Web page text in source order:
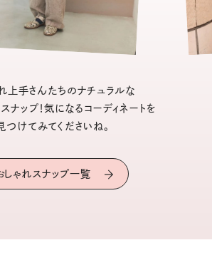
上手さんたちのナチュラルな
ナップ！気になるコーディネートを
つけてみてくださいね。
しゃれスナップ一覧